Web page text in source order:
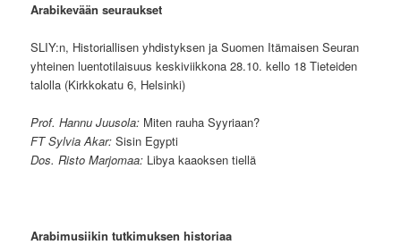
Arabikevään seuraukset
SLIY:n, Historiallisen yhdistyksen ja Suomen Itämaisen Seuran
yhteinen luentotilaisuus keskiviikkona 28.10. kello 18 Tieteiden
talolla (Kirkkokatu 6, Helsinki)
Prof. Hannu Juusola: Miten rauha Syyriaan?
FT Sylvia Akar: Sisin Egypti
Dos. Risto Marjomaa: Libya kaaoksen tiellä
Arabimusiikin tutkimuksen historiaa